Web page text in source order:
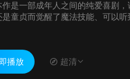
作是一部成年人之间的纯爱喜剧
是童贞而觉醒了魔法技能、可以听
播放 超清